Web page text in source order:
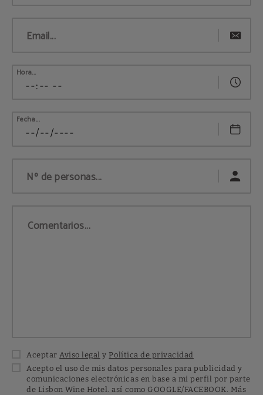
Email...
Hora...
Fecha...
Nº de personas...
Comentarios...
AceptarAviso legal y Política de privacidad
Acepto el uso de mis datos personales para publicidad y
comunicaciones electrónicas en base a mi perfil por parte
de Lisbon Wine Hotel. así como GOOGLE/FACEBOOK. Más